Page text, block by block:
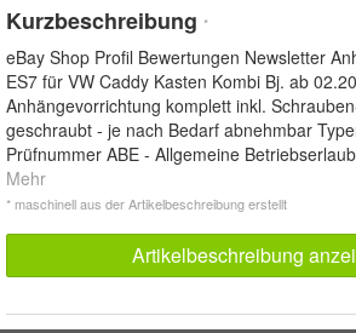
Kurzbeschreibung *
eBay Shop Profil Bewertungen Newsletter
ES7 für VW Caddy Kasten Kombi Bj. ab
Anhängevorrichtung komplett inkl.
geschraubt - je nach Bedarf abnehmbar
Prüfnummer ABE - Allgemeine
Mehr
* maschinell aus der Artikelbeschreibung erstellt
Artikelbeschreibung